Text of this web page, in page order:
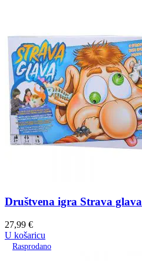
Društvena igra Strava glava
27,99 €
U košaricu
Rasprodano